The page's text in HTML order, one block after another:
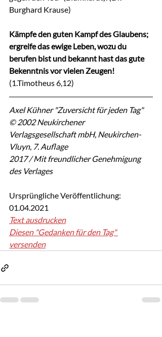
Burghard Krause)
Kämpfe den guten Kampf des Glaubens;
ergreife das ewige Leben, wozu du
berufen bist und bekannt hast das gute
Bekenntnis vor vielen Zeugen!
(1.Timotheus 6,12)
Axel Kühner "Zuversicht für jeden Tag"
© 2002 Neukirchener
Verlagsgesellschaft mbH, Neukirchen-
Vluyn, 7. Auflage
2017 / Mit freundlicher Genehmigung
des Verlages
Ursprüngliche Veröffentlichung:
01.04.2021
Text ausdrucken
Diesen "Gedanken für den Tag"
versenden